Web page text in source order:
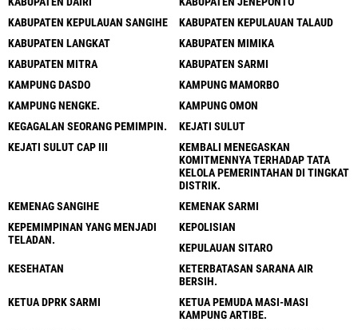
KABUPATEN KEPULAUAN SANGIHE
KABUPATEN KEPULAUAN TALAUD
KABUPATEN LANGKAT
KABUPATEN MIMIKA
KABUPATEN MITRA
KABUPATEN SARMI
KAMPUNG DASDO
KAMPUNG MAMORBO
KAMPUNG NENGKE.
KAMPUNG OMON
KEGAGALAN SEORANG PEMIMPIN.
KEJATI SULUT
KEJATI SULUT CAP III
KEMBALI MENEGASKAN
KOMITMENNYA TERHADAP TATA
KELOLA PEMERINTAHAN DI TINGKAT
DISTRIK.
KEMENAG SANGIHE
KEMENAK SARMI
KEPEMIMPINAN YANG MENJADI
TELADAN.
KEPOLISIAN
KEPULAUAN SITARO
KESEHATAN
KETERBATASAN SARANA AIR
BERSIH.
KETUA DPRK SARMI
KETUA PEMUDA MASI-MASI
KAMPUNG ARTIBE.